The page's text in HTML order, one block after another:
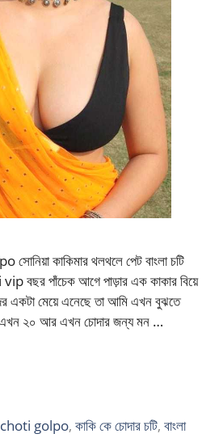
কাকিমার থলথলে পেট বাংলা চটি
বছর পাঁচেক আগে পাড়ার এক কাকার বিয়ে
একটা মেয়ে এনেছে তা আমি এখন বুঝতে
এখন ২০ আর এখন চোদার জন্য মন …
golpo,কাকি কে চোদার চটি,বাংলা